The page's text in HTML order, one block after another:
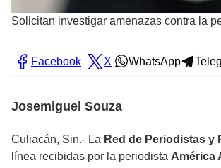
Solicitan investigar amenazas contra la
Facebook X WhatsApp
Josemiguel Souza
Culiacán, Sin.- La Red de Periodistas y
línea recibidas por la periodista América